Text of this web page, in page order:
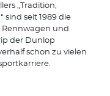
„Tradition,
sind seit 1989 die
und
der Dunlop
schon zu vielen